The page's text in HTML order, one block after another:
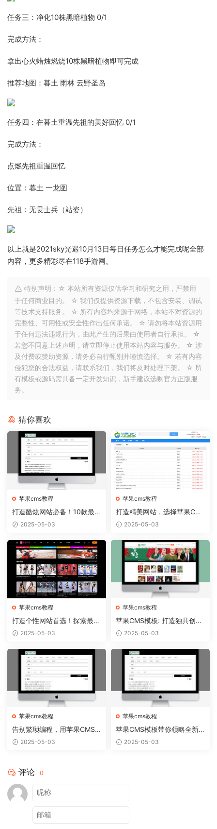
任务三：净化10株黑暗植物 0/1
完成方法：
拿出心火蜡烛燃烧10株黑暗植物即可完成
推荐地图：暮土 雨林 云野圣岛
任务四：在暮土重温先祖的美好回忆 0/1
完成方法：
点燃先祖重温回忆
位置：暮土 一龙图
先祖：无畏士兵（站姿）
以上就是2021sky光遇10月13日每日任务怎么才能完成呢全部
内容，更多精彩尽在118手游网。
特别声明：☆ 本站所有资源仅供学习和研究之用，严禁用
于任何商业目的。 ☆ 我们仅提供资源下载，不包含安装、调试
等技术支持服务。 ☆ 所有内容均来源于网络，本站不对资源的
完整性、可用性或安全性作出任何承诺。 ☆ 请勿将本站资源用
于任何违法违规行为，由此产生的后果由使用者自行承担。 ☆
若您不同意上述声明，请立即停止使用本站内容与服务。 ☆ 涉
及付费或赞助资源，请务必自行甄别并谨慎选择。 ☆ 若有内容
侵犯您的合法权益，请联系我们，我们将及时处理下架。 ☆ 所
有模板或源码需具备一定开发知识，新手建议选购官方正版服
务。
猜你喜欢
苹果cms教程
打造酷炫网站必备！10款最热
门的苹果CMS模板推荐
2025-05-03
苹果cms教程
打造精美网站，选择苹果CM
S模板从容实现
2025-05-03
苹果cms教程
打造个性网站首选！探索最新
苹果CMS模板趋势
2025-05-03
苹果cms教程
苹果CMS模板: 打造独具创意
的个人博客！
2025-05-03
苹果cms教程
告别繁琐编程，用苹果CMS
模板轻松搭建个性网站
2025-05-03
苹果cms教程
苹果CMS模板带你领略全新
网站视觉盛宴
2025-05-03
评论 0